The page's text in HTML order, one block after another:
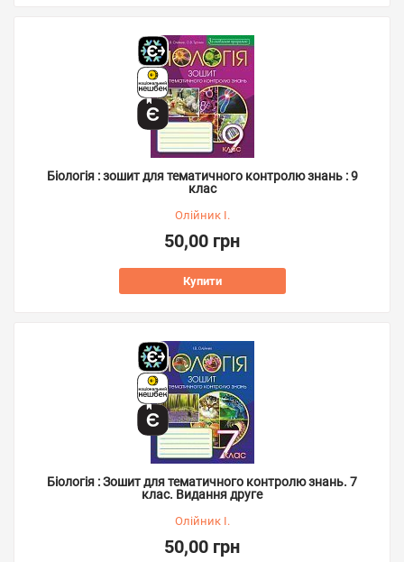
Біологія : зошит для тематичного контролю знань : 9
клас
Олійник І.
50,00 грн
Купити
Біологія : Зошит для тематичного контролю знань. 7
клас. Видання друге
Олійник І.
50,00 грн